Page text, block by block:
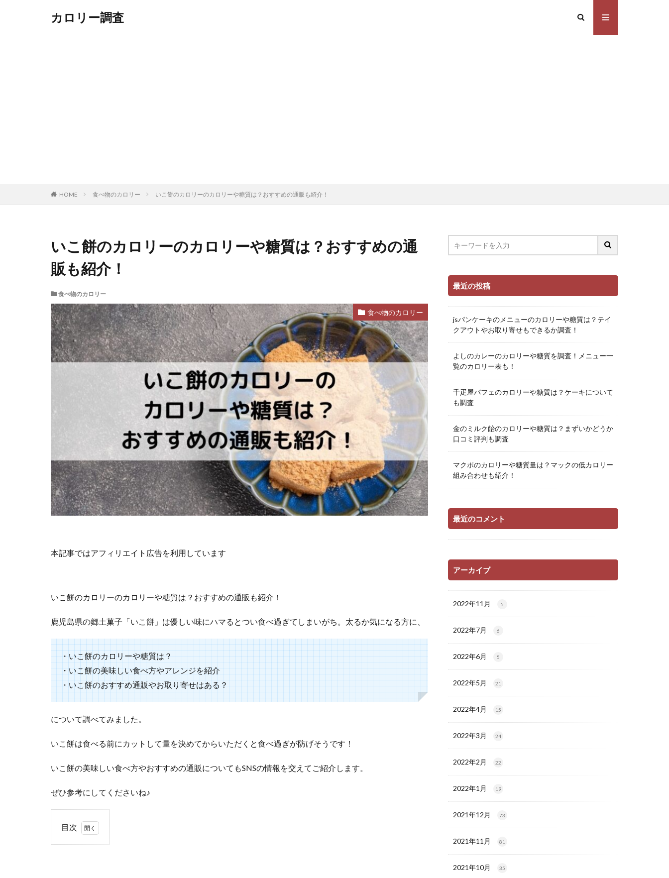
カロリー調査
HOME 食べ物のカロリー いこ餅のカロリーのカロリーや糖質は？おすすめの通販も紹介！
いこ餅のカロリーのカロリーや糖質は？おすすめの通
販も紹介！
食べ物のカロリー
食べ物のカロリー
本記事ではアフィリエイト広告を利用しています
いこ餅のカロリーのカロリーや糖質は？おすすめの通販も紹介！
鹿児島県の郷土菓子「いこ餅」は優しい味にハマるとつい食べ過ぎてしまいがち。太るか気になる方に、
・いこ餅のカロリーや糖質は？
・いこ餅の美味しい食べ方やアレンジを紹介
・いこ餅のおすすめ通販やお取り寄せはある？
について調べてみました。
いこ餅は食べる前にカットして量を決めてからいただくと食べ過ぎが防げそうです！
いこ餅の美味しい食べ方やおすすめの通販についてもSNSの情報を交えてご紹介します。
ぜひ参考にしてくださいね♪
目次
最近の投稿
jsパンケーキのメニューのカロリーや糖質は？テイ
クアウトやお取り寄せもできるか調査！
よしのカレーのカロリーや糖質を調査！メニュー一
覧のカロリー表も！
千疋屋パフェのカロリーや糖質は？ケーキについて
も調査
金のミルク飴のカロリーや糖質は？まずいかどうか
口コミ評判も調査
マクポのカロリーや糖質量は？マックの低カロリー
組み合わせも紹介！
最近のコメント
アーカイブ
2022年11月 5
2022年7月 6
2022年6月 5
2022年5月 21
2022年4月 15
2022年3月 24
2022年2月 22
2022年1月 19
2021年12月 73
2021年11月 81
2021年10月 35